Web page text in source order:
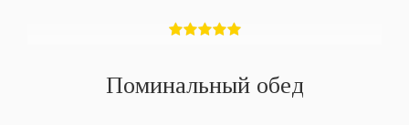
Поминальный обед